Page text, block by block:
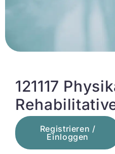
121117
Registrieren /
Einloggen